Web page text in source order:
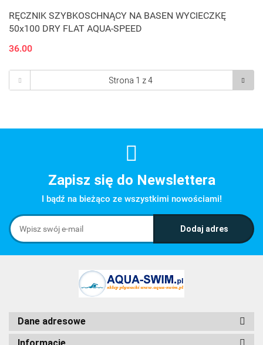
RĘCZNIK SZYBKOSCHNĄCY NA BASEN WYCIECZKĘ
50x100 DRY FLAT AQUA-SPEED
36.00
Zapisz się do Newslettera
I bądź na bieżąco ze wszystkimi nowościami!
Dane adresowe